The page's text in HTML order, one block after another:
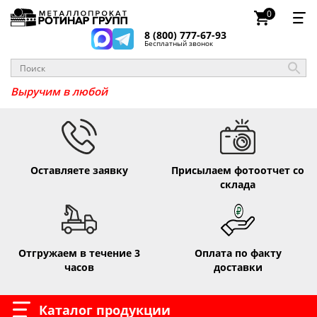
8 (800) 777-67-93
Бесплатный звонок
0
Выручим в
Оставляете заявку
Присылаем фотоотчет со
склада
Отгружаем в течение 3
часов
Оплата по факту
доставки
Каталог продукции